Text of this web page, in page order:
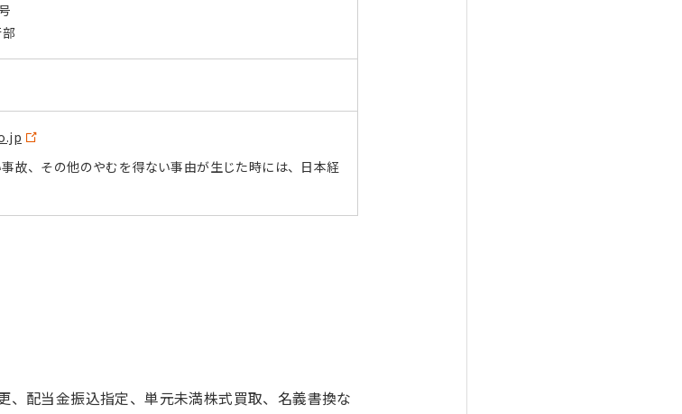
故、その他のやむを得ない事由が生じた時には、日本経
配当金振込指定、単元未満株式買取、名義書換な